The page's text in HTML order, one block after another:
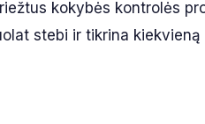
kokybės kontrolės
stebi ir tikrina